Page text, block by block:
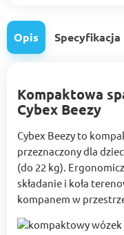
Opis Specyfikacja
Kompaktowa
Cybex Beezy
Cybex Beezy to
przeznaczony dla
(do 22 kg).
składanie i koła
kompanem w